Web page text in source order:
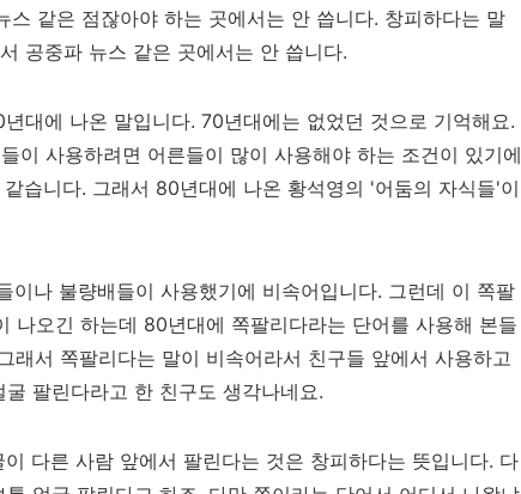
스 같은 점잖아야 하는 곳에서는 안 씁니다. 창피하다는 말
공중파 뉴스 같은 곳에서는 안 씁니다.
대에 나온 말입니다. 70년대에는 없었던 것으로 기억해요.
이 사용하려면 어른들이 많이 사용해야 하는 조건이 있기에
습니다. 그래서 80년대에 나온 황석영의 '어둠의 자식들'이
이나 불량배들이 사용했기에 비속어입니다. 그런데 이 쪽팔
나오긴 하는데 80년대에 쪽팔리다라는 단어를 사용해 본들
래서 쪽팔리다는 말이 비속어라서 친구들 앞에서 사용하고
팔린다라고 한 친구도 생각나네요.
다른 사람 앞에서 팔린다는 것은 창피하다는 뜻입니다. 다